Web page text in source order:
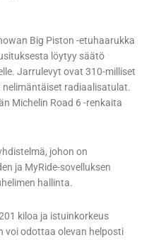
Big Piston -etuhaarukka
löytyy säätö
Jarrulevyt ovat 310-milliset
radiaalisatulat.
Michelin Road 6 -renkaita
johon on
ja MyRide-sovelluksen
hallinta.
kiloa ja istuinkorkeus
voi odottaa olevan helposti